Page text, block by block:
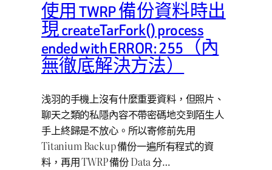
使用 TWRP 備份資料時出
現 createTarFork() process
ended with ERROR: 255（內
無徹底解決方法）
浅羽的手機上沒有什麼重要資料，但照片、
聊天之類的私隱內容不帶密碼地交到陌生人
手上終歸是不放心。所以寄修前先用
Titanium Backup 備份一遍所有程式的資
料，再用 TWRP 備份 Data 分…